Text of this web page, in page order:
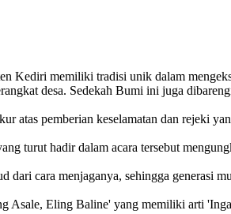
memiliki tradisi unik dalam
desa. Sedekah Bumi ini juga
atas pemberian keselamatan dan rejeki
turut hadir dalam acara tersebut
cara menjaganya, sehingga generasi
Eling Baline' yang memiliki arti